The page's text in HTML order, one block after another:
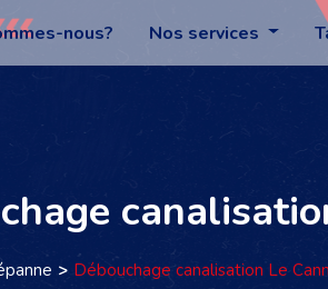
nous? Nos services
Débouchage canalisation Le